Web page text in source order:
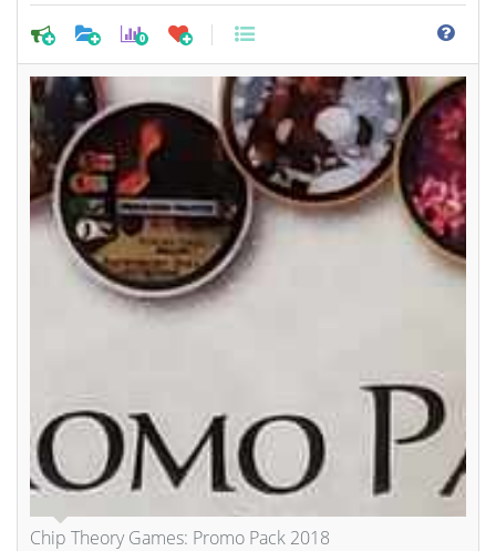
0
Chip Theory Games: Promo Pack 2018